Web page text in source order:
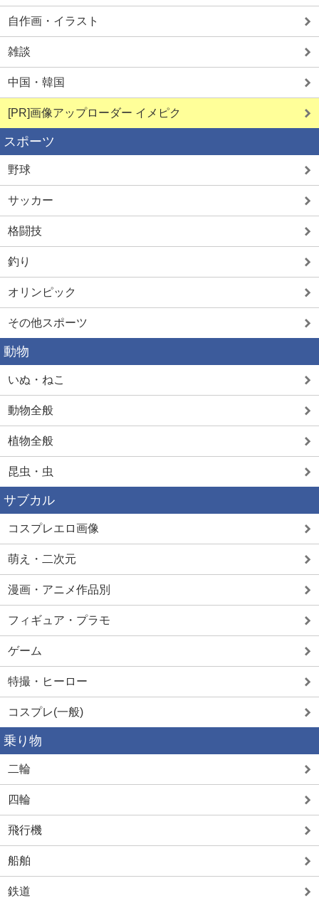
自作画・イラスト
雑談
中国・韓国
[PR]画像アップローダー イメピク
スポーツ
野球
サッカー
格闘技
釣り
オリンピック
その他スポーツ
動物
いぬ・ねこ
動物全般
植物全般
昆虫・虫
サブカル
コスプレエロ画像
萌え・二次元
漫画・アニメ作品別
フィギュア・プラモ
ゲーム
特撮・ヒーロー
コスプレ(一般)
乗り物
二輪
四輪
飛行機
船舶
鉄道